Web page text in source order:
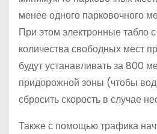
менее одного парковочного
При этом электронные табло
количества свободных мест
будут устанавливать за 800
придорожной зоны (чтобы
сбросить скорость в случае
Также с помощью трафика